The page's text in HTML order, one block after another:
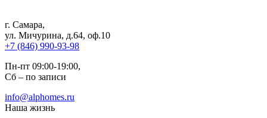
г. Самара,
ул. Мичурина, д.64, оф.10
+7 (846) 990-93-98
Пн-пт 09:00-19:00,
Сб – по записи
info@alphomes.ru
Наша жизнь